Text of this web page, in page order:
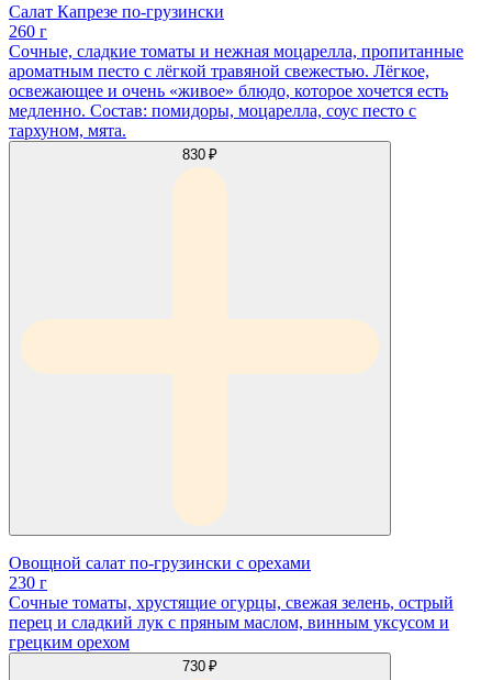
Салат Капрезе по-грузински
260 г
Сочные, сладкие томаты и нежная моцарелла, пропитанные
ароматным песто с лёгкой травяной свежестью. Лёгкое,
освежающее и очень «живое» блюдо, которое хочется есть
медленно. Состав: помидоры, моцарелла, соус песто с
тархуном, мята.
830 ₽
Овощной салат по-грузински с орехами
230 г
Сочные томаты, хрустящие огурцы, свежая зелень, острый
перец и сладкий лук с пряным маслом, винным уксусом и
грецким орехом
730 ₽